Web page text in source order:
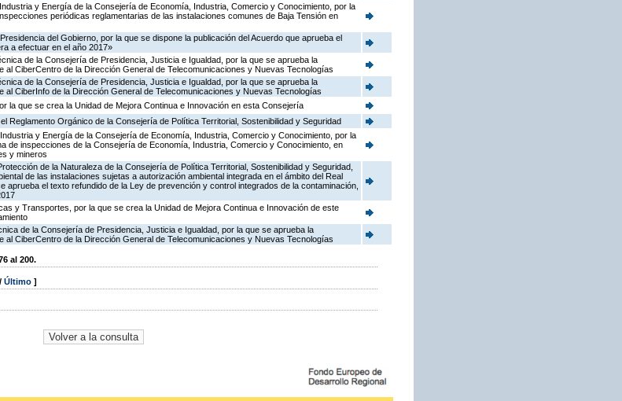
y Energía de la Consejería de Economía, Industria, Comercio y Conocimiento, por la
periódicas reglamentarias de las instalaciones comunes de Baja Tensión en
del Gobierno, por la que se dispone la publicación del Acuerdo que aprueba el
a efectuar en el año 2017»
de la Consejería de Presidencia, Justicia e Igualdad, por la que se aprueba la
CiberCentro de la Dirección General de Telecomunicaciones y Nuevas Tecnologías
de la Consejería de Presidencia, Justicia e Igualdad, por la que se aprueba la
CiberInfo de la Dirección General de Telecomunicaciones y Nuevas Tecnologías
la que se crea la Unidad de Mejora Continua e Innovación en esta Consejería
Reglamento Orgánico de la Consejería de Política Territorial, Sostenibilidad y Seguridad
y Energía de la Consejería de Economía, Industria, Comercio y Conocimiento, por la
de inspecciones de la Consejería de Economía, Industria, Comercio y Conocimiento, en
y mineros
de la Naturaleza de la Consejería de Política Territorial, Sostenibilidad y Seguridad,
de las instalaciones sujetas a autorización ambiental integrada en el ámbito del Real
aprueba el texto refundido de la Ley de prevención y control integrados de la contaminación,
y Transportes, por la que se crea la Unidad de Mejora Continua e Innovación de este
de la Consejería de Presidencia, Justicia e Igualdad, por la que se aprueba la
CiberCentro de la Dirección General de Telecomunicaciones y Nuevas Tecnologías
al 200.
/ Último ]